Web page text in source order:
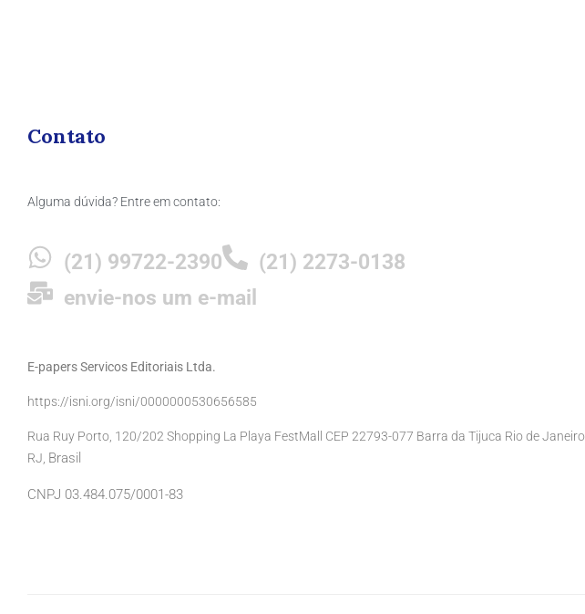
Contato
Alguma dúvida? Entre em contato:
(21) 99722-2390
(21) 2273-0138
envie-nos um e-mail
E-papers Servicos Editoriais Ltda.
https://isni.org/isni/0000000530656585
Rua Ruy Porto, 120/202 Shopping La Playa FestMall CEP 22793-077 Barra da Tijuca Rio de Janeiro
RJ, Brasil
CNPJ 03.484.075/0001-83